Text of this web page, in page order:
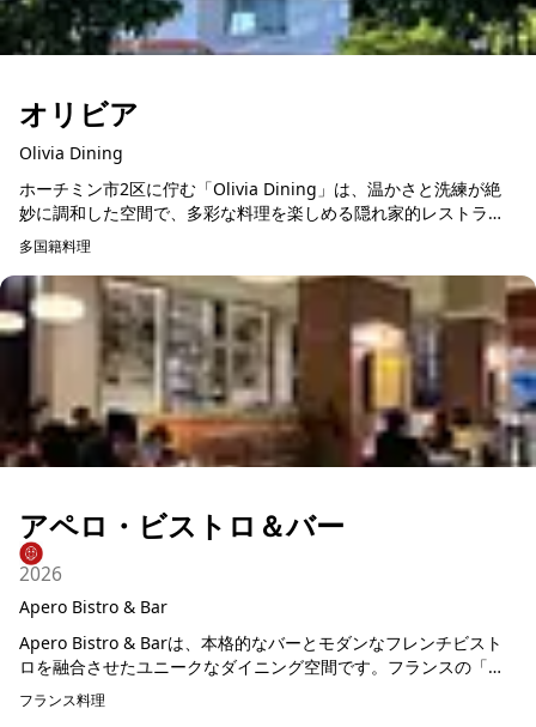
オリビア
Olivia Dining
ホーチミン市2区に佇む「Olivia Dining」は、温かさと洗練が絶
妙に調和した空間で、多彩な料理を楽しめる隠れ家的レストラン
です。メニューには、新鮮な食材を贅沢に使用したイタリアンや
アジア...
多国籍料理
アペロ・ビストロ＆バー
2026
Apero Bistro & Bar
Apero Bistro & Barは、本格的なバーとモダンなフレンチビスト
ロを融合させたユニークなダイニング空間です。フランスの「ア
ペリティフ文化」からインスピレーションを受け、食前酒と軽い
料...
フランス料理